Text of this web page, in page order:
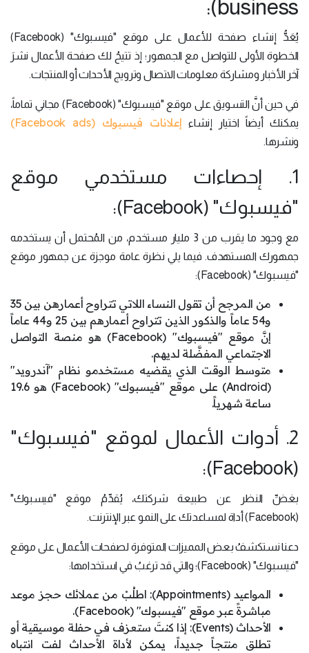
business):
يُعَدُّ إنشاء صفحة للأعمال على موقع "فيسبوك" (Facebook)
الخطوة الأولى للتواصل مع الجمهور؛ إذ تتيحُ لك صفحة الأعمال نشرَ
آخر الأخبار ومشاركة معلومات الاتصال وترويج الأحداث أو المنتجات.
في حين أنَّ التسويق على موقع "فيسبوك" (Facebook) مجاني تماماً،
يمكنك أيضاً اختيار إنشاء إعلانات فيسبوك (Facebook ads)
ونشرها.
1. إحصاءات مستخدمي موقع
"فيسبوك" (Facebook):
مع وجود ما يقرب من 3 مليار مستخدم، من المُحتمل أن يستخدمه
جمهورك المستهدف. فيما يلي نظرة عامة موجزة عن جمهور موقع
"فيسبوك" (Facebook):
من المرجح أن تقول النساء اللاتي تتراوح أعمارهن بين 35
و54 عاماً والذكور الذين تتراوح أعمارهم بين 25 و44 عاماً
إنَّ موقع "فيسبوك" (Facebook) هو منصة التواصل
الاجتماعي المفضَّلة لديهم.
متوسط ​​الوقت الذي يقضيه مستخدمو نظام "آندرويد"
(Android) على موقع "فيسبوك" (Facebook) هو 19.6
ساعة شهرياً.
2. أدوات الأعمال لموقع "فيسبوك"
(Facebook):
بغضِّ النظر عن طبيعة شركتك، يُقدِّمُ موقع "فيسبوك"
(Facebook) أداة لمساعدتك على النمو عبر الإنترنت.
دعنا نستكشفُ بعض المميزات المتوفرة لصفحات الأعمال على موقع
"فيسبوك" (Facebook)؛ والتي قد ترغبُ في استخدامها:
المواعيد (Appointments): اطلُبْ من عملائك حجز موعد
مباشرةً عبر موقع "فيسبوك" (Facebook).
الأحداث (Events): إذا كنتَ ستعزف في حفلة موسيقية أو
تطلق منتجاً جديداً، يمكن لأداة الأحداث لفت انتباه